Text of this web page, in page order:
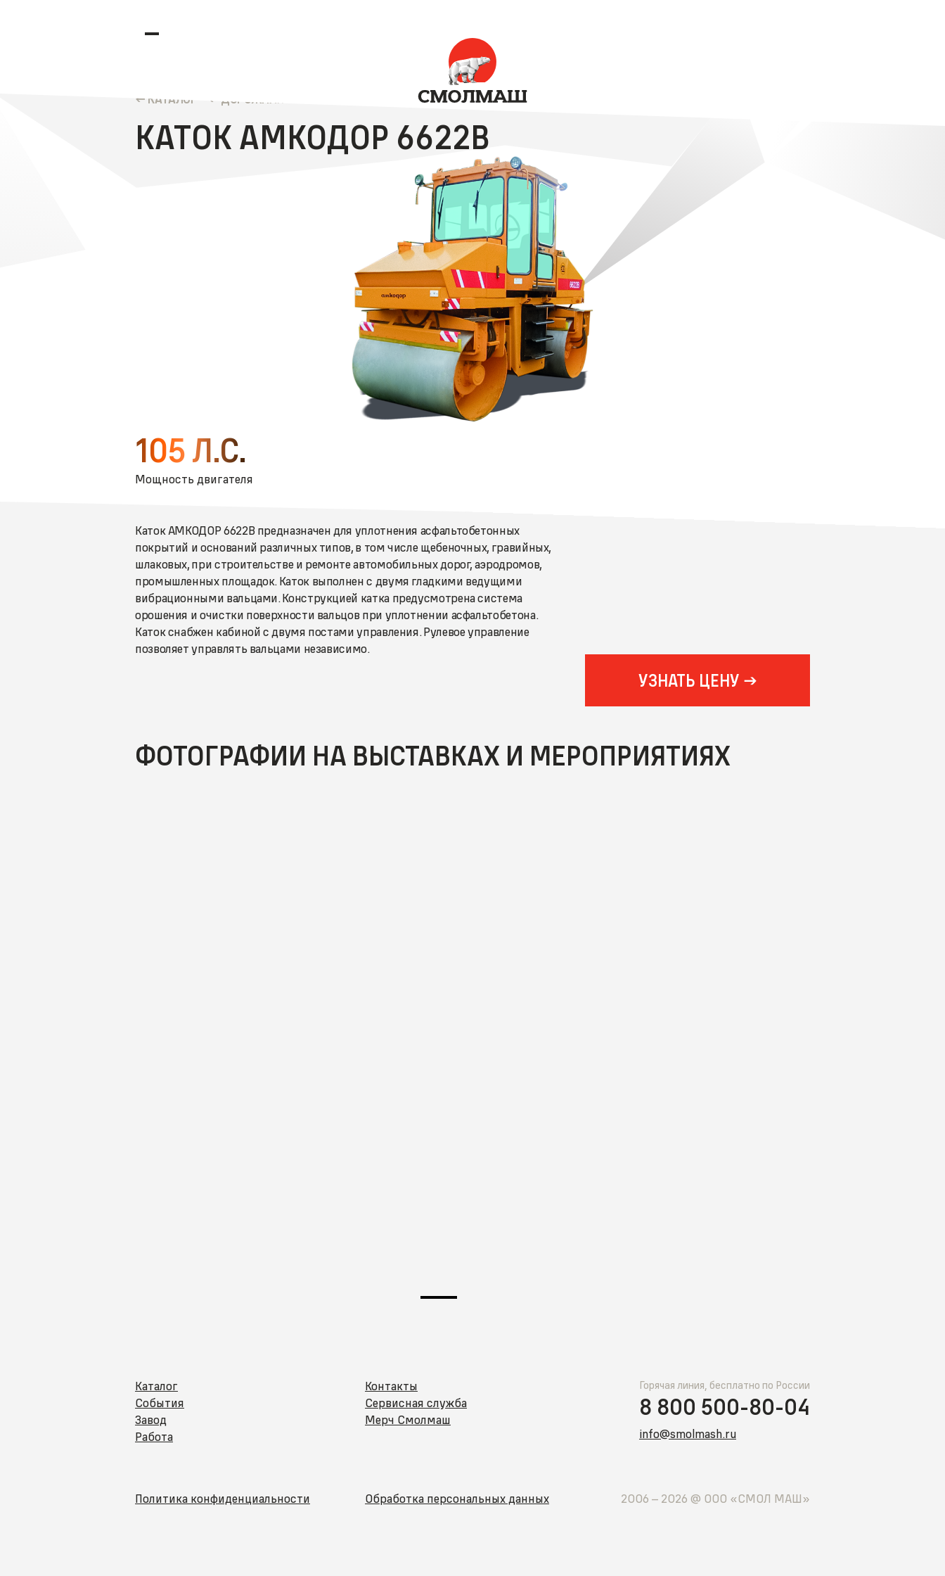
КАТАЛОГ ДОРОЖНАЯ И КОММУНАЛЬ­­НАЯ ТЕХНИКА «АМКОДОР»
КАТОК АМКОДОР 6622В
105 Л.С.
Мощность двигателя
УЗНАТЬ ЦЕНУ
Каток АМКОДОР 6622В предназначен для уплотнения асфальтобетонных
покрытий и оснований различных типов, в том числе щебеночных, гравийных,
шлаковых, при строительстве и ремонте автомобильных дорог, аэродромов,
промышленных площадок. Каток выполнен с двумя гладкими ведущими
вибрационными вальцами. Конструкцией катка предусмотрена система
орошения и очистки поверхности вальцов при уплотнении асфальтобетона.
Каток снабжен кабиной с двумя постами управления. Рулевое управление
позволяет управлять вальцами независимо.
ФОТОГРАФИИ НА ВЫСТАВКАХ И МЕРОПРИЯТИЯХ
Каталог
События
Завод
Работа
Контакты
Сервисная служба
Мерч Смолмаш
Горячая линия, бесплатно по России
8 800 500-80-04
info@smolmash.ru
Политика конфиденциальности Обработка персональных данных 2006 – 2026 @ ООО «СМОЛ МАШ»